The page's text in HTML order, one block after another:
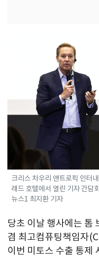
크리스 차우리 앤트로픽 인터
래드 호텔에서 열린 기자 간
뉴스1 최지환 기자
당초 이날 행사에는 톰
겸 최고컴퓨팅책임자
이번 미토스 수출 통제